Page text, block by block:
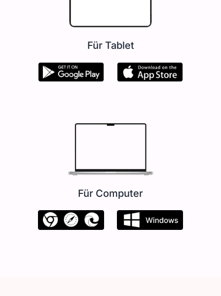
Für Tablet
Für Computer